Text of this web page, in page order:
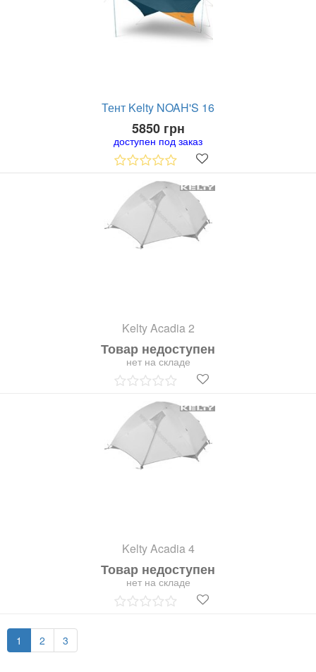
Тент Kelty NOAH'S 16
5850 грн
доступен под заказ
Kelty Acadia 2
Товар недоступен
нет на складе
Kelty Acadia 4
Товар недоступен
нет на складе
1 2 3